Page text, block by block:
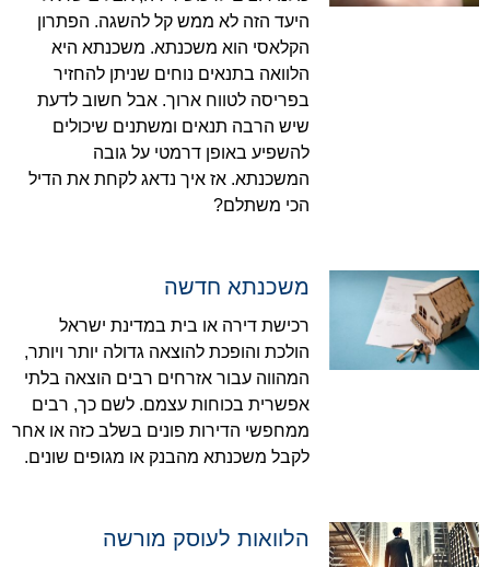
היעד הזה לא ממש קל להשגה. הפתרון
הקלאסי הוא משכנתא. משכנתא היא
הלוואה בתנאים נוחים שניתן להחזיר
בפריסה לטווח ארוך. אבל חשוב לדעת
שיש הרבה תנאים ומשתנים שיכולים
להשפיע באופן דרמטי על גובה
המשכנתא. אז איך נדאג לקחת את הדיל
הכי משתלם?
משכנתא חדשה
רכישת דירה או בית במדינת ישראל
הולכת והופכת להוצאה גדולה יותר ויותר,
המהווה עבור אזרחים רבים הוצאה בלתי
אפשרית בכוחות עצמם. לשם כך, רבים
ממחפשי הדירות פונים בשלב כזה או אחר
לקבל משכנתא מהבנק או מגופים שונים.
הלוואות לעוסק מורשה